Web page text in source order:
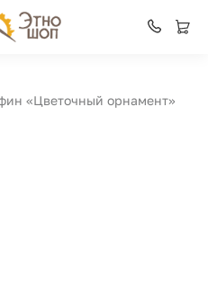
«Цветочный орнамент»